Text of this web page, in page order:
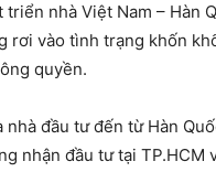
triển nhà Việt Nam – Hàn
rơi vào tình trạng khốn
quyền.
nhà đầu tư đến từ Hàn
nhận đầu tư tại TP.HCM